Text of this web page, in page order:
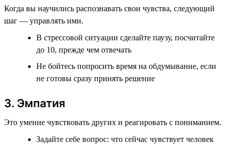
Когда вы научились распознавать свои чувства, следующий
шаг — управлять ими.
В стрессовой ситуации сделайте паузу, посчитайте
до 10, прежде чем отвечать
Не бойтесь попросить время на обдумывание, если
не готовы сразу принять решение
3. Эмпатия
Это умение чувствовать других и реагировать с пониманием.
Задайте себе вопрос: что сейчас чувствует человек